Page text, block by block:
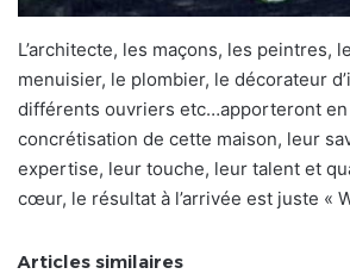
L’architecte, les maçons, les peintres,
menuisier, le plombier, le décorateur
différents ouvriers etc…apporteront en
concrétisation de cette maison, leur
expertise, leur touche, leur talent et
cœur, le résultat à l’arrivée est juste «
Articles similaires